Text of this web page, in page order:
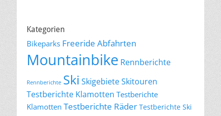
Kategorien
Bikeparks Freeride Abfahrten
Mountainbike Rennberichte
Rennberichte Ski SkigebieteSkitouren
Testberichte Klamotten Testberichte
Klamotten Testberichte Räder Testberichte Ski